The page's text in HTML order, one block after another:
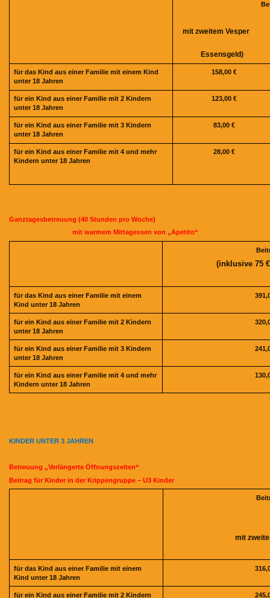
mit zweitem Vesper
Essensgeld)
für das Kind aus einer Familie mit einem Kind
unter 18 Jahren
158,00 €
für ein Kind aus einer Familie mit 2 Kindern
unter 18 Jahren
123,00 €
für ein Kind aus einer Familie mit 3 Kindern
unter 18 Jahren
83,00 €
für ein Kind aus einer Familie mit 4 und mehr
Kindern unter 18 Jahren
28,00 €
Ganztagesbetreuung (40 Stunden pro Woche)
mit warmem Mittagessen von „Apetito“
(inklusive 75
für das Kind aus einer Familie mit einem
Kind unter 18 Jahren
für ein Kind aus einer Familie mit 2 Kindern
unter 18 Jahren
für ein Kind aus einer Familie mit 3 Kindern
unter 18 Jahren
für ein Kind aus einer Familie mit 4 und mehr
Kindern unter 18 Jahren
KINDER UNTER 3 JAHREN
Betreuung „Verlängerte Öffnungszeiten“
Beitrag für Kinder in der Krippengruppe – U3 Kinder
mit
für das Kind aus einer Familie mit einem
Kind unter 18 Jahren
für ein Kind aus einer Familie mit 2 Kindern